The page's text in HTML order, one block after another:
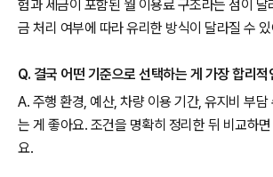
험과 세금이 포함된 월 이용료 구조라는 점이 달
금 처리 여부에 따라 유리한 방식이 달라질 수
Q. 결국 어떤 기준으로 선택하는 게 가장 합리적
A. 주행 환경, 예산, 차량 이용 기간, 유지비 부담
는 게 좋아요. 조건을 명확히 정리한 뒤 비교하
요.